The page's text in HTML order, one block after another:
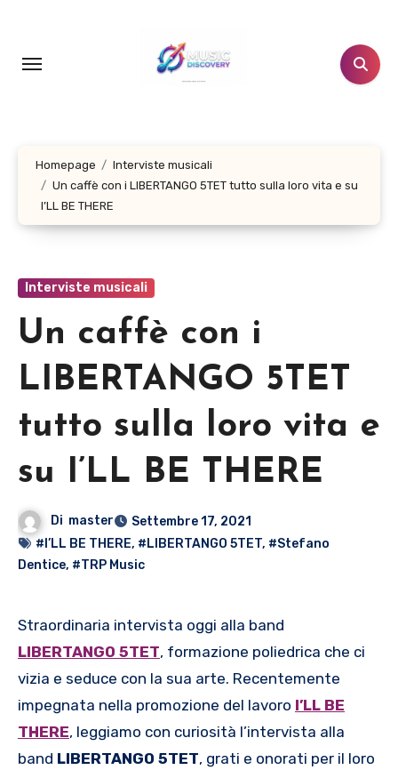
contenuto
Homepage
Interviste musicali
Un caffè con i LIBERTANGO 5TET tutto sulla loro vita e su
I’LL BE THERE
Interviste musicali
Un caffè con i
LIBERTANGO 5TET
tutto sulla loro vita e
su I’LL BE THERE
Di master
Settembre 17, 2021
#I’LL BE THERE, #LIBERTANGO 5TET, #Stefano
Dentice, #TRP Music
Straordinaria intervista oggi alla band
LIBERTANGO 5TET, formazione poliedrica che ci
vizia e seduce con la sua arte. Recentemente
impegnata nella promozione del lavoro I’LL BE
THERE, leggiamo con curiosità l’intervista alla
band LIBERTANGO 5TET, grati e onorati per il loro